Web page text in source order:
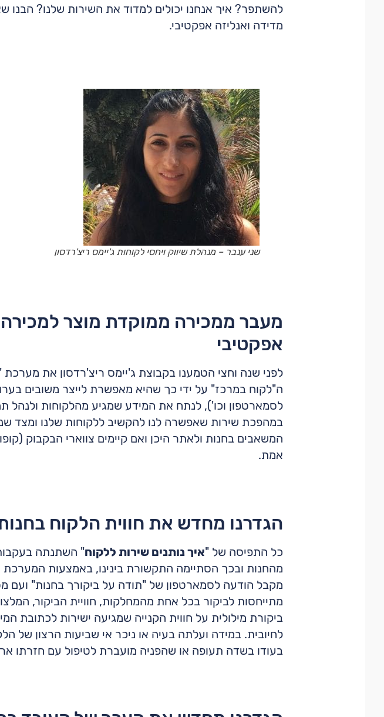
להשתפר? איך אנחנו יכולים למדוד את השירות שלנו? הבנו
מדידה ואנליזה אפקטיבי.
שני ענבר – מנהלת שיווק ויחסי לקוחות ג'יימס ריצ'רדסון
מעבר ממכירה ממוקדת מוצר
אפקטיבי
לסמארטפון וכו'), לנתח את המידע שמגיע מהלקוחות ולנהל
במהפכת שירות שאפשרה לנו להקשיב ללקוחות שלנו ומצד
המשאבים בחנות ולאתר היכן ואם קיימים צווארי הבקבוק
אמת.
הגדרנו מחדש את חווית הלקוח
כל התפיסה של "איך נותנים שירות ללקוח" השתנתה
מהחנות ובכך הסתיימה התקשורת בינינו, באמצעות
מקבל הודעה לסמארטפון של "תודה על ביקורך בחנות"
מתייחסות לביקור בכל אחת מהמחלקות, חוויית הביקור,
ביקורת מילולית על חווית הקנייה שמגיעה ישירות
לחיובית. במידה ועלתה בעיה או ניכר אי שביעות הרצון
בעודו בשדה תעופה או שהפניה מועברת לטיפול עם חזרתו